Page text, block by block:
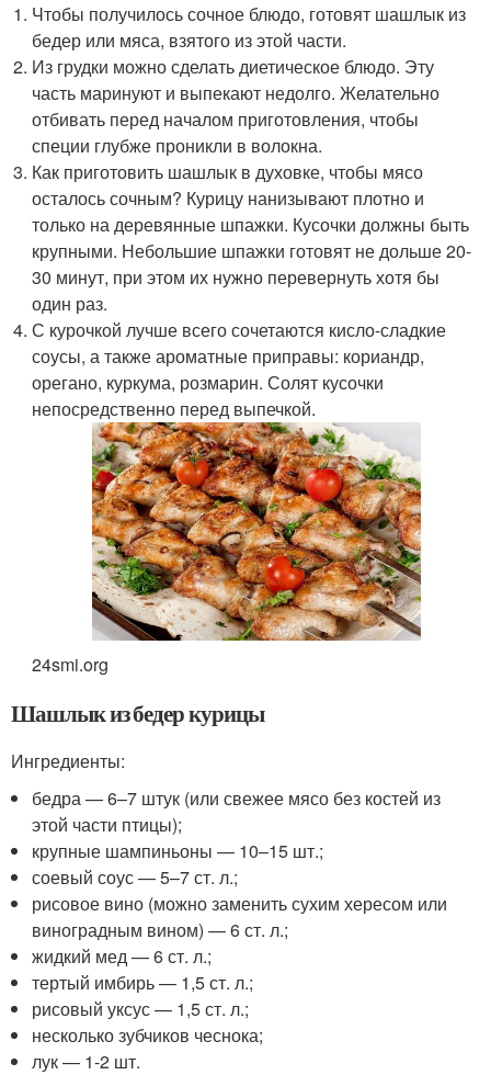
Чтобы получилось сочное блюдо, готовят шашлык из
бедер или мяса, взятого из этой части.
Из грудки можно сделать диетическое блюдо. Эту
часть маринуют и выпекают недолго. Желательно
отбивать перед началом приготовления, чтобы
специи глубже проникли в волокна.
Как приготовить шашлык в духовке, чтобы мясо
осталось сочным? Курицу нанизывают плотно и
только на деревянные шпажки. Кусочки должны быть
крупными. Небольшие шпажки готовят не дольше 20-
30 минут, при этом их нужно перевернуть хотя бы
один раз.
С курочкой лучше всего сочетаются кисло-сладкие
соусы, а также ароматные приправы: кориандр,
орегано, куркума, розмарин. Солят кусочки
непосредственно перед выпечкой.
24smi.org
Шашлык из бедер курицы
Ингредиенты:
бедра — 6–7 штук (или свежее мясо без костей из
этой части птицы);
крупные шампиньоны — 10–15 шт.;
соевый соус — 5–7 ст. л.;
рисовое вино (можно заменить сухим хересом или
виноградным вином) — 6 ст. л.;
жидкий мед — 6 ст. л.;
тертый имбирь — 1,5 ст. л.;
рисовый уксус — 1,5 ст. л.;
несколько зубчиков чеснока;
лук — 1-2 шт.